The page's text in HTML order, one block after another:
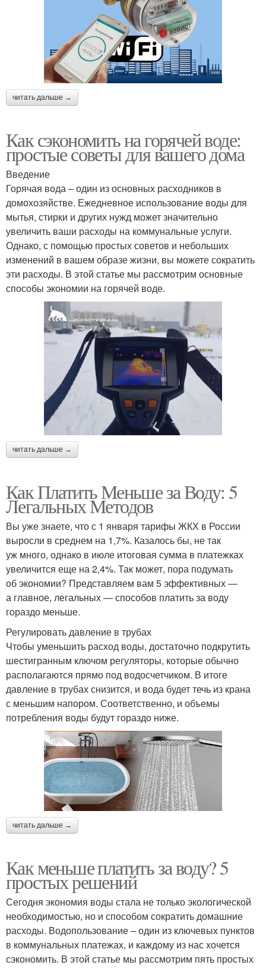
читать дальше →
Как сэкономить на горячей воде:
простые советы для вашего дома
Введение
Горячая вода – один из основных расходников в
домохозяйстве. Ежедневное использование воды для
мытья, стирки и других нужд может значительно
увеличить ваши расходы на коммунальные услуги.
Однако, с помощью простых советов и небольших
изменений в вашем образе жизни, вы можете сократить
эти расходы. В этой статье мы рассмотрим основные
способы экономии на горячей воде.
читать дальше →
Как Платить Меньше за Воду: 5
Легальных Методов
Вы уже знаете, что с 1 января тарифы ЖКХ в России
выросли в среднем на 1,7%. Казалось бы, не так
уж много, однако в июле итоговая сумма в платежках
увеличится еще на 2,4%. Так может, пора подумать
об экономии? Представляем вам 5 эффективных —
а главное, легальных — способов платить за воду
гораздо меньше.
Регулировать давление в трубах
Чтобы уменьшить расход воды, достаточно подкрутить
шестигранным ключом регуляторы, которые обычно
располагаются прямо под водосчетчиком. В итоге
давление в трубах снизится, и вода будет течь из крана
с меньшим напором. Соответственно, и объемы
потребления воды будут гораздо ниже.
читать дальше →
Как меньше платить за воду? 5
простых решений
Сегодня экономия воды стала не только экологической
необходимостью, но и способом сократить домашние
расходы. Водопользование – один из ключевых пунктов
в коммунальных платежах, и каждому из нас хочется
сэкономить. В этой статье мы рассмотрим пять простых